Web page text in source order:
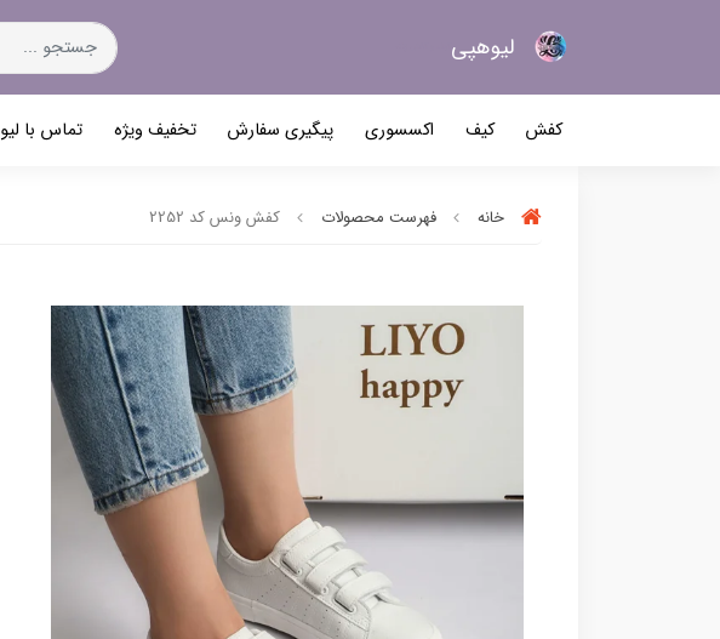
لیو‌هپی
کفش کیف اکسسوری پیگیری سفارش تخفیف ویژه تماس با لیو
خانه فهرست محصولات کفش ونس کد 2252